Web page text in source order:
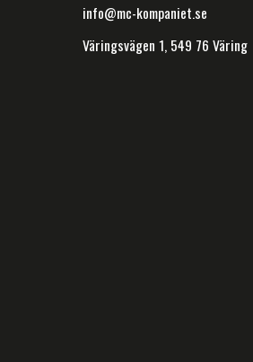
info@mc-kompaniet.se
Väringsvägen 1, 549 76 Väring